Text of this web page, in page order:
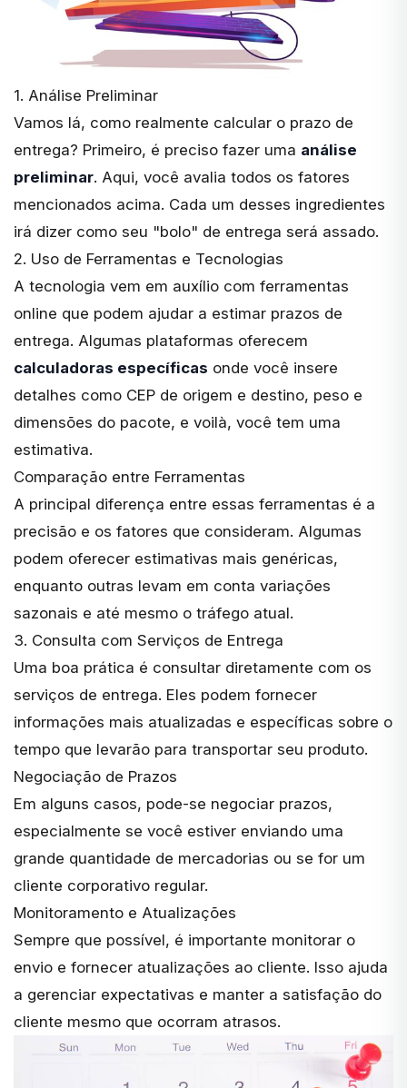
1. Análise Preliminar
Vamos lá, como realmente calcular o prazo de
entrega? Primeiro, é preciso fazer uma análise
preliminar. Aqui, você avalia todos os fatores
mencionados acima. Cada um desses ingredientes
irá dizer como seu "bolo" de entrega será assado.
2. Uso de Ferramentas e Tecnologias
A tecnologia vem em auxílio com ferramentas
online que podem ajudar a estimar prazos de
entrega. Algumas plataformas oferecem
calculadoras específicas onde você insere
detalhes como CEP de origem e destino, peso e
dimensões do pacote, e voilà, você tem uma
estimativa.
Comparação entre Ferramentas
A principal diferença entre essas ferramentas é a
precisão e os fatores que consideram. Algumas
podem oferecer estimativas mais genéricas,
enquanto outras levam em conta variações
sazonais e até mesmo o tráfego atual.
3. Consulta com Serviços de Entrega
Uma boa prática é consultar diretamente com os
serviços de entrega. Eles podem fornecer
informações mais atualizadas e específicas sobre o
tempo que levarão para transportar seu produto.
Negociação de Prazos
Em alguns casos, pode-se negociar prazos,
especialmente se você estiver enviando uma
grande quantidade de mercadorias ou se for um
cliente corporativo regular.
Monitoramento e Atualizações
Sempre que possível, é importante monitorar o
envio e fornecer atualizações ao cliente. Isso ajuda
a gerenciar expectativas e manter a satisfação do
cliente mesmo que ocorram atrasos.